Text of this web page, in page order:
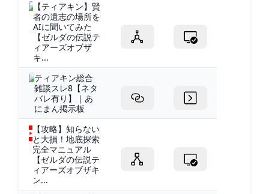
【ティアキン】賢
者の遺志の場所を
AIに聞いてみた
【ゼルダの伝説テ
ィアーズオブザ
キ...
ティアキン総合
雑談スレ8【ネタ
バレ有り】｜あ
にまん掲示板
【攻略】知らない
と大損！地底探索
完全マニュアル
【ゼルダの伝説テ
ィアーズオブザキ
ン...